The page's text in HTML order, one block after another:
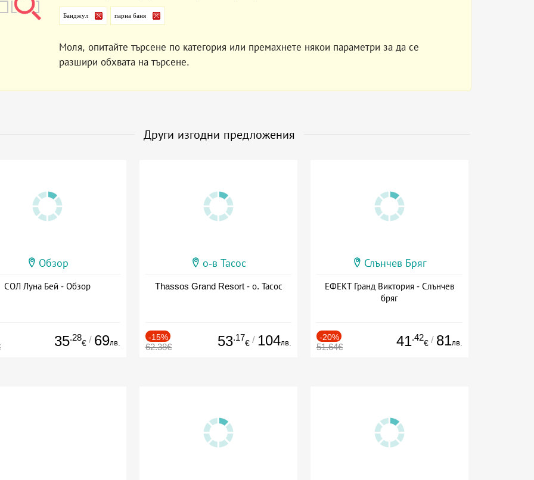
Банджул парна баня
Моля, опитайте търсене по категория или премахнете някои параметри за да се
разшири обхвата на търсене.
Други изгодни предложения
Обзор
СОЛ Луна Бей - Обзор
35.28
€ / 69лв.
о-в Тасос
Thassos Grand Resort - о. Тасос
-15%
62.38€ 53.17
€ / 104лв.
Слънчев Бряг
ЕФЕКТ Гранд Виктория - Слънчев
бряг
-20%
51.64€ 41.42
€ / 81лв.